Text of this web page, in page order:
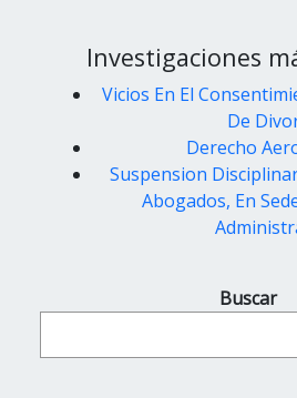
Investigaciones
Vicios En El
De
Derecho
Suspension
Abogados, En
Buscar